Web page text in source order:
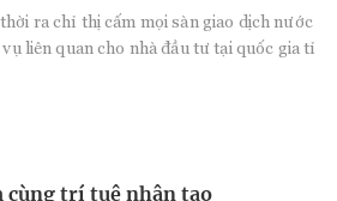
ra chỉ thị cấm mọi sàn giao dịch nước
liên quan cho nhà đầu tư tại quốc gia tỉ
cùng trí tuệ nhân tạo
lập 25 tuổi và tham vọng lật
bất ổn và bảo vệ sức khỏe